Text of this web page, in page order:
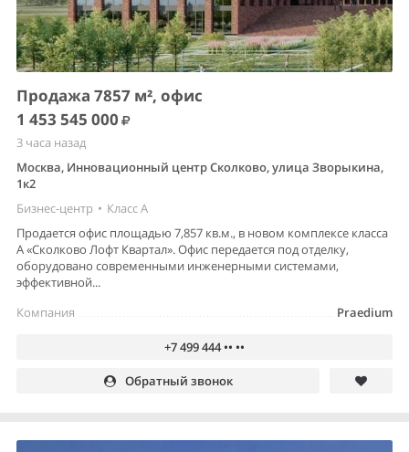
Продажа 7857 м², офис
1 453 545 000
3 часа назад
Москва, Инновационный центр Сколково, улица Зворыкина,
1к2
Бизнес-центр • Класс A
Продается офис площадью 7,857 кв.м., в новом комплексе класса
А «Сколково Лофт Квартал». Офис передается под отделку,
оборудовано современными инженерными системами,
эффективной...
Praedium
Компания
+7 499 444 •• ••
Обратный звонок